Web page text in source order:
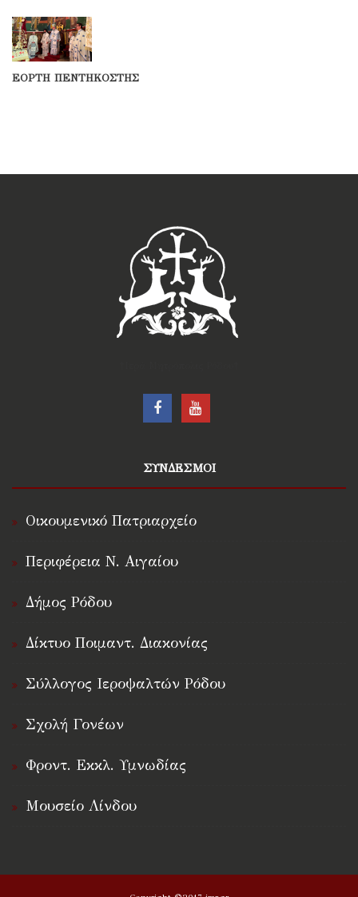
ΕΟΡΤΗ ΠΕΝΤΗΚΟΣΤΗΣ
ΣΥΝΔΕΣΜΟΙ
Οικουμενικό Πατριαρχείο
Περιφέρεια Ν. Αιγαίου
Δήμος Ρόδου
Δίκτυο Ποιμαντ. Διακονίας
Σύλλογος Ιεροψαλτών Ρόδου
Σχολή Γονέων
Φροντ. Εκκλ. Υμνωδίας
Μουσείο Λίνδου